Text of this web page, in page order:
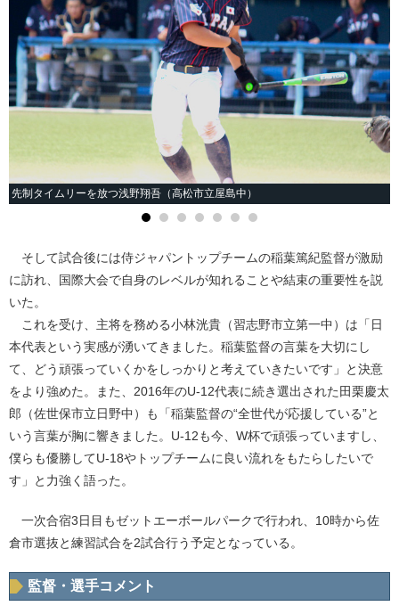
先制タイムリーを放つ浅野翔吾（高松市立屋島中）
そして試合後には侍ジャパントップチームの稲葉篤紀監督が激励
に訪れ、国際大会で自身のレベルが知れることや結束の重要性を説
いた。
これを受け、主将を務める小林洸貴（習志野市立第一中）は「日
本代表という実感が湧いてきました。稲葉監督の言葉を大切にし
て、どう頑張っていくかをしっかりと考えていきたいです」と決意
をより強めた。また、2016年のU-12代表に続き選出された田栗慶太
郎（佐世保市立日野中）も「稲葉監督の“全世代が応援している”と
いう言葉が胸に響きました。U-12も今、W杯で頑張っていますし、
僕らも優勝してU-18やトップチームに良い流れをもたらしたいで
す」と力強く語った。
一次合宿3日目もゼットエーボールパークで行われ、10時から佐
倉市選抜と練習試合を2試合行う予定となっている。
監督・選手コメント